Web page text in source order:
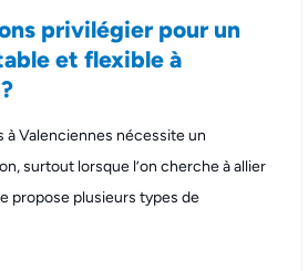
privilégier pour un
et flexible à
à Valenciennes nécessite un
surtout lorsque l’on cherche à allier
propose plusieurs types de